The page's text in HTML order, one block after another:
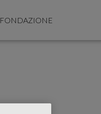
FONDAZIONE